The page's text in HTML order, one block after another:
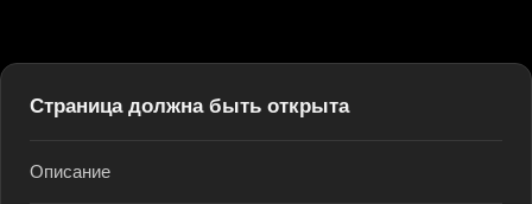
Страница должна быть открыта
Описание